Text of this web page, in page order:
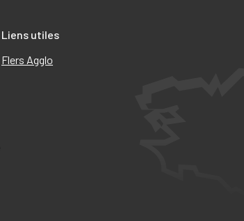
Liens utiles
Flers Agglo